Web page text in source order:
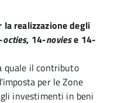
realizzazione degli
octies, 14-noviese 14-
quale il contributo
per le Zone
investimenti in beni